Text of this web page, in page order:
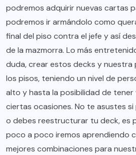
podremos adquirir nuevas cartas
podremos ir armándolo como
final del piso contra el jefe y así
de la mazmorra. Lo más
duda, crear estos decks y nuestra
los pisos, teniendo un nivel de
alto y hasta la posibilidad de tener
ciertas ocasiones. No te asustes
o debes reestructurar tu deck, es
poco a poco iremos aprendiendo
mejores combinaciones para